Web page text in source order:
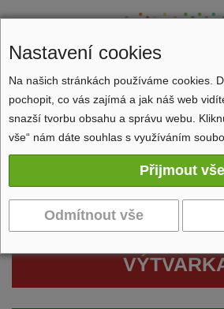
Zobrazit navigaci
Nastavení cookies
Na našich stránkách používáme cookies.
pochopit, co vás zajímá a jak náš web
snazší tvorbu obsahu a správu webu.
vše“ nám dáte souhlas s využíváním